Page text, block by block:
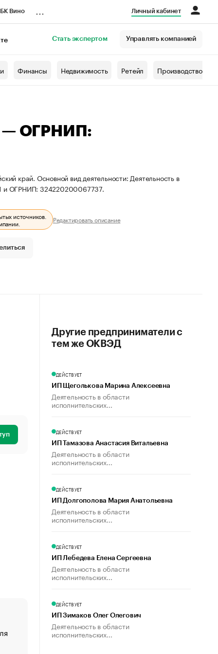
Вино Личный кабинет
Стать экспертом Управлять компанией
Финансы Недвижимость Ретейл Производство
— ОГРНИП:
край. Основной вид деятельности: Деятельность в
и ОГРНИП: 324220200067737.
источников.
Редактировать описание
«От спорта тело стареет иначе». Как живет глава
создавшей GTA
Другие предприниматели с
тем же ОКВЭД
ДЕЙСТВУЕТ
ИП Щеголькова Марина Алексеевна
Деятельность в области
исполнительских...
ДЕЙСТВУЕТ
ИП Тамазова Анастасия Витальевна
Деятельность в области
исполнительских...
ДЕЙСТВУЕТ
ИП Долгополова Мария Анатольевна
Деятельность в области
исполнительских...
ДЕЙСТВУЕТ
ИП Лебедева Елена Сергеевна
Деятельность в области
исполнительских...
ДЕЙСТВУЕТ
ИП Зимаков Олег Олегович
Деятельность в области
исполнительских...